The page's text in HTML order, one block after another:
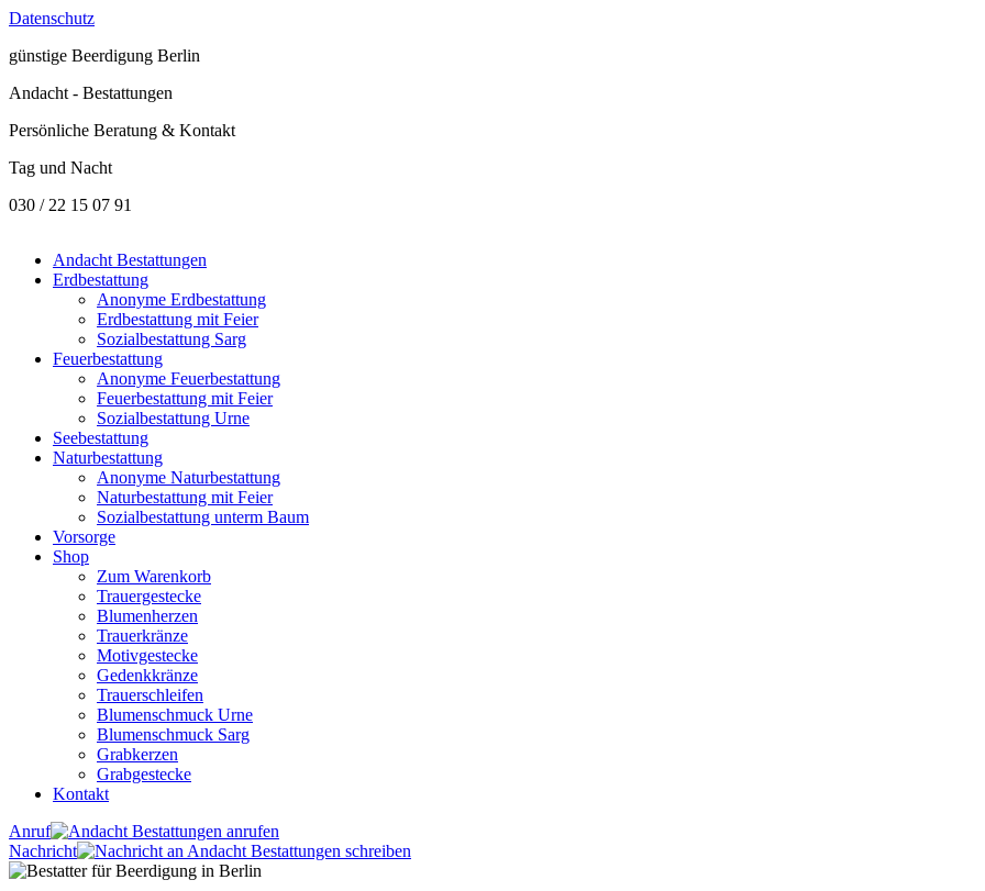
Datenschutz
günstige Beerdigung Berlin
Andacht - Bestattungen
Persönliche Beratung & Kontakt
Tag und Nacht
030 / 22 15 07 91
Andacht Bestattungen
Erdbestattung
Anonyme Erdbestattung
Erdbestattung mit Feier
Sozialbestattung Sarg
Feuerbestattung
Anonyme Feuerbestattung
Feuerbestattung mit Feier
Sozialbestattung Urne
Seebestattung
Naturbestattung
Anonyme Naturbestattung
Naturbestattung mit Feier
Sozialbestattung unterm Baum
Vorsorge
Shop
Zum Warenkorb
Trauergestecke
Blumenherzen
Trauerkränze
Motivgestecke
Gedenkkränze
Trauerschleifen
Blumenschmuck Urne
Blumenschmuck Sarg
Grabkerzen
Grabgestecke
Kontakt
Anruf
Nachricht